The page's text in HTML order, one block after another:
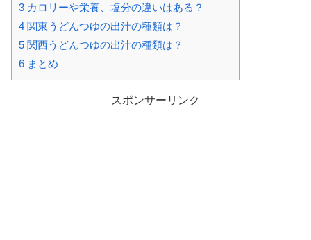
3 カロリーや栄養、塩分の違いはある？
4 関東うどんつゆの出汁の種類は？
5 関西うどんつゆの出汁の種類は？
6 まとめ
スポンサーリンク